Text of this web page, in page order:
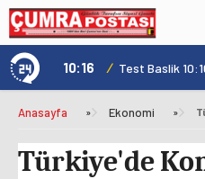
10:16 / Test Baslik
Anasayfa » Ekonomi »
Türkiye'de